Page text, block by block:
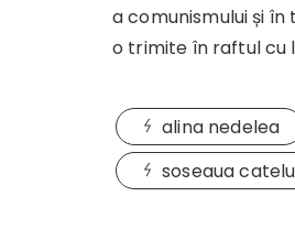
a comunismului și
o trimite în raftul cu
alina nedelea
soseaua